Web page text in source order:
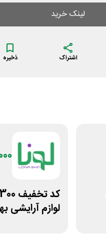
لینک خرید
اشتراک ذخیره
لوازم آرایشی